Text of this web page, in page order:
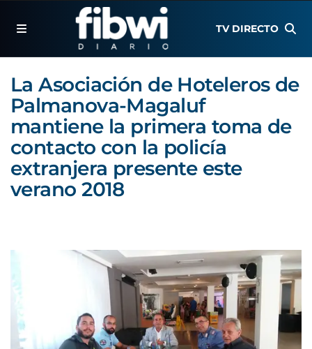
TV DIRECTO
La Asociación de Hoteleros de
Palmanova-Magaluf
mantiene la primera toma de
contacto con la policía
extranjera presente este
verano 2018